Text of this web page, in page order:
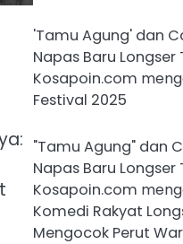
'Tamu Agung' dan
Napas Baru
Kosapoin.com
Festival 2025
"Tamu Agung" dan
Napas Baru
Kosapoin.com
Komedi Rakyat
Mengocok Perut